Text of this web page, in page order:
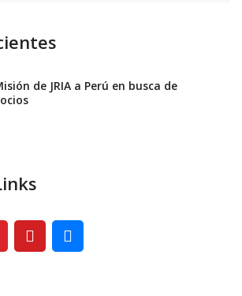
de JRIA a Perú en busca de